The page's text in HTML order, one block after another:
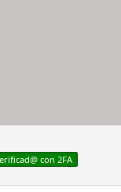
con 2FA